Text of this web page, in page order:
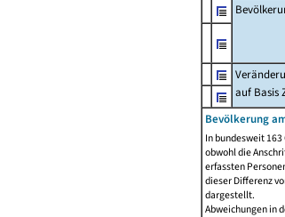
auf Basis
Bevölkerung
In bundesweit
obwohl die
erfassten
dieser Differenz
dargestellt.
Abweichungen in